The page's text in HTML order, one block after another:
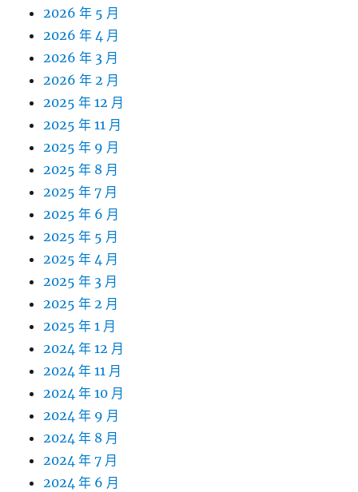
2026 年 5 月
2026 年 4 月
2026 年 3 月
2026 年 2 月
2025 年 12 月
2025 年 11 月
2025 年 9 月
2025 年 8 月
2025 年 7 月
2025 年 6 月
2025 年 5 月
2025 年 4 月
2025 年 3 月
2025 年 2 月
2025 年 1 月
2024 年 12 月
2024 年 11 月
2024 年 10 月
2024 年 9 月
2024 年 8 月
2024 年 7 月
2024 年 6 月